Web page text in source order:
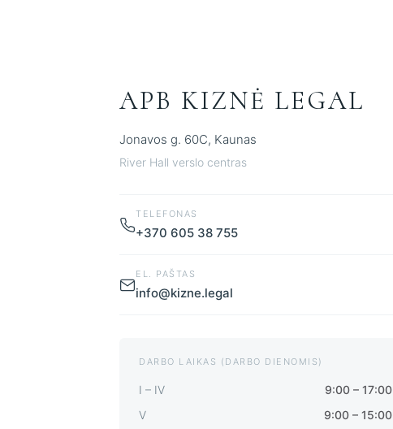
APB KIZNĖ LEGAL
Jonavos g. 60C, Kaunas
River Hall verslo centras
TELEFONAS
+370 605 38 755
EL. PAŠTAS
info@kizne.legal
DARBO LAIKAS (DARBO DIENOMIS)
I – IV
9:00 – 17:00
V
9:00 – 15:00